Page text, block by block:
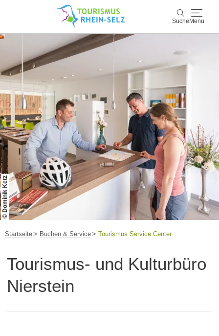
Suche Menu
Wein & Genuss
Kultur & Events
Buchen & Service
© Dominik Ketz
Startseite Buchen & Service Tourismus Service Center
Tourismus- und Kulturbüro
Nierstein